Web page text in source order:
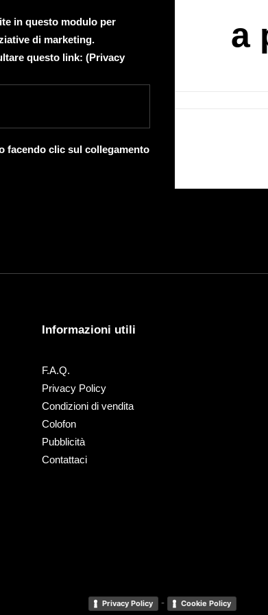
in questo modulo per
di marketing.
questo link: (Privacy
facendo clic sul collegamento
a
Informazioni utili
F.A.Q.
Privacy Policy
Condizioni di vendita
Colofon
Pubblicità
Contattaci
Privacy Policy - Cookie Policy